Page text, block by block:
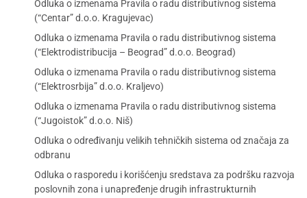
Odluka o izmenama Pravila o radu distributivnog sistema
(“Centar” d.o.o. Kragujevac)
Odluka o izmenama Pravila o radu distributivnog sistema
(“Elektrodistribucija – Beograd” d.o.o. Beograd)
Odluka o izmenama Pravila o radu distributivnog sistema
(“Elektrosrbija” d.o.o. Kraljevo)
Odluka o izmenama Pravila o radu distributivnog sistema
(“Jugoistok” d.o.o. Niš)
Odluka o određivanju velikih tehničkih sistema od značaja za
odbranu
Odluka o rasporedu i korišćenju sredstava za podršku razvoja
poslovnih zona i unapređenje drugih infrastrukturnih